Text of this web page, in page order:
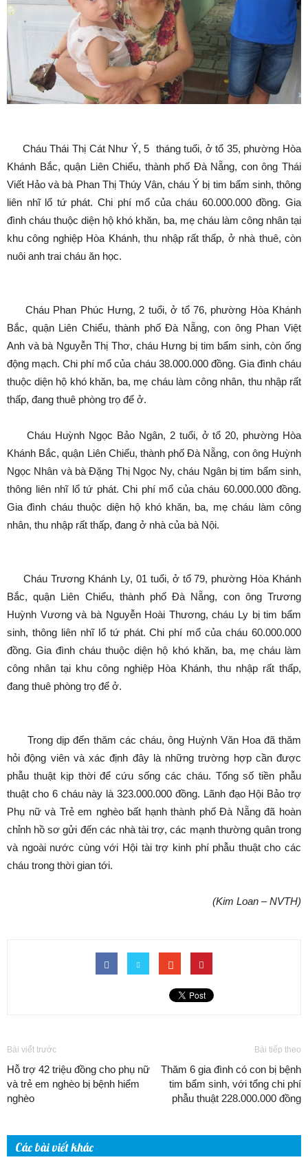
Cháu Thái Thị Cát Như Ý, 5 tháng tuổi, ở tổ 35, phường Hòa
Khánh Bắc, quận Liên Chiểu, thành phố Đà Nẵng, con ông Thái
Viết Hảo và bà Phan Thị Thúy Vân, cháu Ý bị tim bẩm sinh, thông
liên nhĩ lổ tứ phát. Chi phí mổ của cháu 60.000.000 đồng. Gia
đình cháu thuộc diện hộ khó khăn, ba, mẹ cháu làm công nhân tại
khu công nghiệp Hòa Khánh, thu nhập rất thấp, ở nhà thuê, còn
nuôi anh trai cháu ăn học.
Cháu Phan Phúc Hưng, 2 tuổi, ở tổ 76, phường Hòa Khánh
Bắc, quận Liên Chiểu, thành phố Đà Nẵng, con ông Phan Việt
Anh và bà Nguyễn Thị Thơ, cháu Hưng bị tim bẩm sinh, còn ống
động mạch. Chi phí mổ của cháu 38.000.000 đồng. Gia đình cháu
thuộc diện hộ khó khăn, ba, mẹ cháu làm công nhân, thu nhập rất
thấp, đang thuê phòng trọ để ở.
Cháu Huỳnh Ngọc Bảo Ngân, 2 tuổi, ở tổ 20, phường Hòa
Khánh Bắc, quận Liên Chiểu, thành phố Đà Nẵng, con ông Huỳnh
Ngọc Nhân và bà Đặng Thị Ngọc Ny, cháu Ngân bị tim bẩm sinh,
thông liên nhĩ lổ tứ phát. Chi phí mổ của cháu 60.000.000 đồng.
Gia đình cháu thuộc diện hộ khó khăn, ba, mẹ cháu làm công
nhân, thu nhập rất thấp, đang ở nhà của bà Nội.
Cháu Trương Khánh Ly, 01 tuổi, ở tổ 79, phường Hòa Khánh
Bắc, quận Liên Chiểu, thành phố Đà Nẵng, con ông Trương
Huỳnh Vương và bà Nguyễn Hoài Thương, cháu Ly bị tim bẩm
sinh, thông liên nhĩ lổ tứ phát. Chi phí mổ của cháu 60.000.000
đồng. Gia đình cháu thuộc diện hộ khó khăn, ba, mẹ cháu làm
công nhân tại khu công nghiệp Hòa Khánh, thu nhập rất thấp,
đang thuê phòng trọ để ở.
Trong dịp đến thăm các cháu, ông Huỳnh Văn Hoa đã thăm
hỏi động viên và xác định đây là những trường hợp cần được
phẫu thuật kịp thời để cứu sống các cháu. Tổng số tiền phẫu
thuật cho 6 cháu này là 323.000.000 đồng. Lãnh đạo Hội Bảo trợ
Phụ nữ và Trẻ em nghèo bất hạnh thành phố Đà Nẵng đã hoàn
chỉnh hồ sơ gửi đến các nhà tài trợ, các mạnh thường quân trong
và ngoài nước cùng với Hội tài trợ kinh phí phẫu thuật cho các
cháu trong thời gian tới.
(Kim Loan – NVTH)
Bài viết trước
Hỗ trợ 42 triệu đồng cho phụ nữ
và trẻ em nghèo bị bệnh hiểm
nghèo
Bài tiếp theo
Thăm 6 gia đình có con bị bệnh
tim bẩm sinh, với tổng chi phí
phẫu thuật 228.000.000 đồng
Các bài viết khác